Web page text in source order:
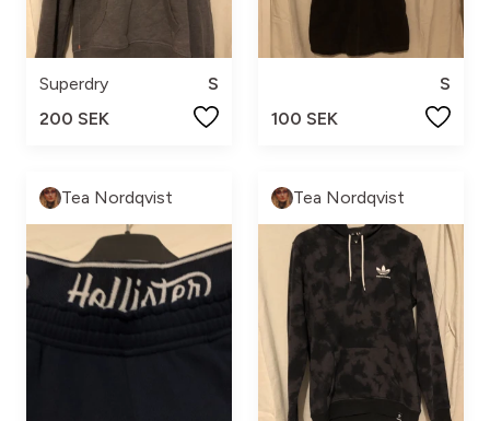
Superdry
S
200 SEK
S
100 SEK
Tea Nordqvist Tea Nordqvist